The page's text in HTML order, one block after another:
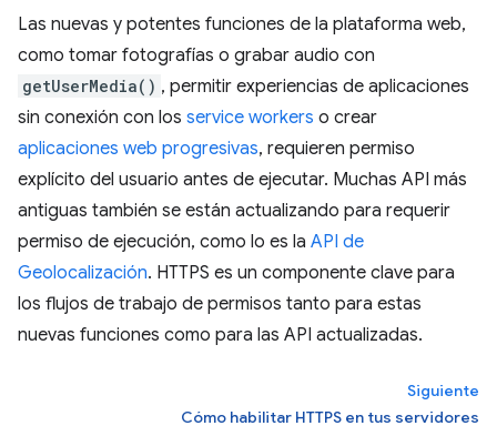
Las nuevas y potentes funciones de la plataforma web,
como tomar fotografías o grabar audio con
getUserMedia() , permitir experiencias de aplicaciones
sin conexión con los service workers o crear
aplicaciones web progresivas, requieren permiso
explícito del usuario antes de ejecutar. Muchas API más
antiguas también se están actualizando para requerir
permiso de ejecución, como lo es la API de
Geolocalización. HTTPS es un componente clave para
los flujos de trabajo de permisos tanto para estas
nuevas funciones como para las API actualizadas.
Siguiente
Cómo habilitar HTTPS en tus servidores